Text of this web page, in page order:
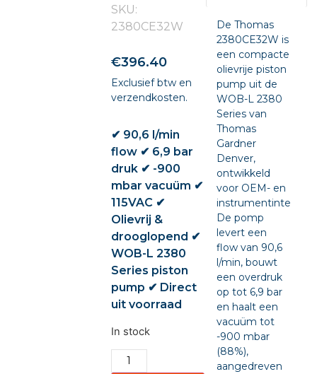
SKU:
2380CE32W
€396.40
Exclusief btw en
verzendkosten.
✔ 90,6 l/min
flow ✔ 6,9 bar
druk ✔ -900
mbar vacuüm ✔
115VAC ✔
Olievrij &
drooglopend ✔
WOB-L 2380
Series piston
pump ✔ Direct
uit voorraad
In stock
De Thomas
2380CE32W is
een compacte
olievrije piston
pump uit de
WOB-L 2380
Series van
Thomas
Gardner
Denver,
ontwikkeld
voor OEM- en
De pomp
levert een
flow van 90,6
l/min, bouwt
een overdruk
op tot 6,9 bar
en haalt een
vacuüm tot
-900 mbar
(88%),
aangedreven